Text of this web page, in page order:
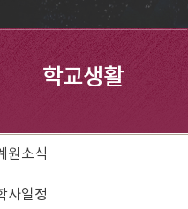
학교생활
원소식
사일정